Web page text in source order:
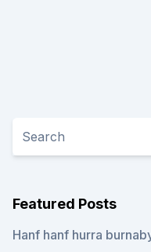
Featured Posts
Hanf hanf hurra